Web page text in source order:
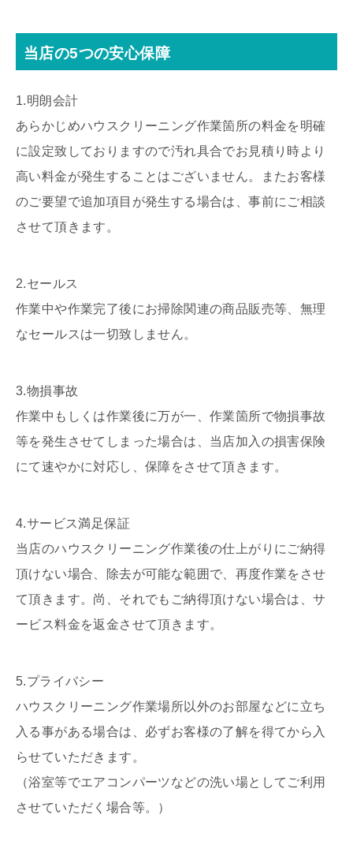
当店の5つの安心保障
1.明朗会計
あらかじめハウスクリーニング作業箇所の料金を明確
に設定致しておりますので汚れ具合でお見積り時より
高い料金が発生することはございません。またお客様
のご要望で追加項目が発生する場合は、事前にご相談
させて頂きます。
2.セールス
作業中や作業完了後にお掃除関連の商品販売等、無理
なセールスは一切致しません。
3.物損事故
作業中もしくは作業後に万が一、作業箇所で物損事故
等を発生させてしまった場合は、当店加入の損害保険
にて速やかに対応し、保障をさせて頂きます。
4.サービス満足保証
当店のハウスクリーニング作業後の仕上がりにご納得
頂けない場合、除去が可能な範囲で、再度作業をさせ
て頂きます。尚、それでもご納得頂けない場合は、サ
ービス料金を返金させて頂きます。
5.プライバシー
ハウスクリーニング作業場所以外のお部屋などに立ち
入る事がある場合は、必ずお客様の了解を得てから入
らせていただきます。
（浴室等でエアコンパーツなどの洗い場としてご利用
させていただく場合等。）